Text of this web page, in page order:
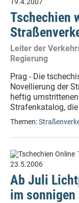
19.4.2007
Tschechien
Leiter der
Regierung
Prag - Die
Novellierung der
heftig
Strafenkatalog, die
Themen:
23.5.2006
Ab Juli
im sonnigen